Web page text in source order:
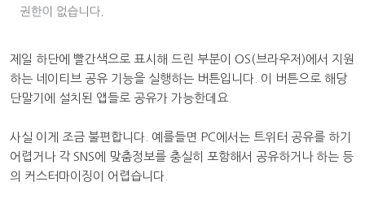
제일 하단에 빨간색으로 표시해 드린 부분이 OS(브라우저)에서 지원
하는 네이티브 공유 기능을 실행하는 버튼입니다. 이 버튼으로 해당
단말기에 설치된 앱들로 공유가 가능한데요.
사실 이게 조금 불편합니다. 예를들면 PC에서는 트위터 공유를 하기
어렵거나 각 SNS에 맞춤정보를 충실히 포함해서 공유하거나 하는 등
의 커스터마이징이 어렵습니다.